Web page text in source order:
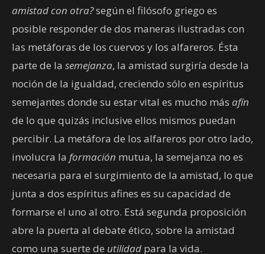
amistad con otra?según el filósofo griego es
posible responder de dos maneras ilustradas con
las metáforas de los cuervos y los alfareros. Ésta
parte de la semejanza, la amistad surgiría desde la
noción de la igualdad, creciendo sólo en espíritus
semejantes donde su estar vital es mucho más afín
de lo que quizás inclusive ellos mismos puedan
percibir. La metáfora de los alfareros por otro lado,
involucra la formación mutua, la semejanza no es
necesaria para el surgimiento de la amistad, lo que
junta a dos espíritus afines es su capacidad de
formarse el uno al otro. Está segunda proposición
abre la puerta al debate ético, sobre la amistad
como una suerte de utilidad para la vida.